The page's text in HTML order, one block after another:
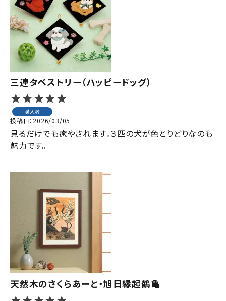
三連タペストリー（ハッピードッグ）
購入者
投稿日 2026/03/05
見るだけでも癒やされます。３匹の犬が色とりどりなのも
魅力です。
天然木のさくらあーと・旭日縁起鶴亀